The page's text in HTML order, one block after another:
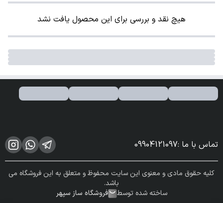
هیچ نقد و بررسی برای این محصول یافت نشد
تماس با ما :
09904121097
کلیه حقوق مادی و معنوی این سایت محفوظ و متعلق به این فروشگاه می
باشد.
ساخته شده توسط
فروشگاه ساز سپهر